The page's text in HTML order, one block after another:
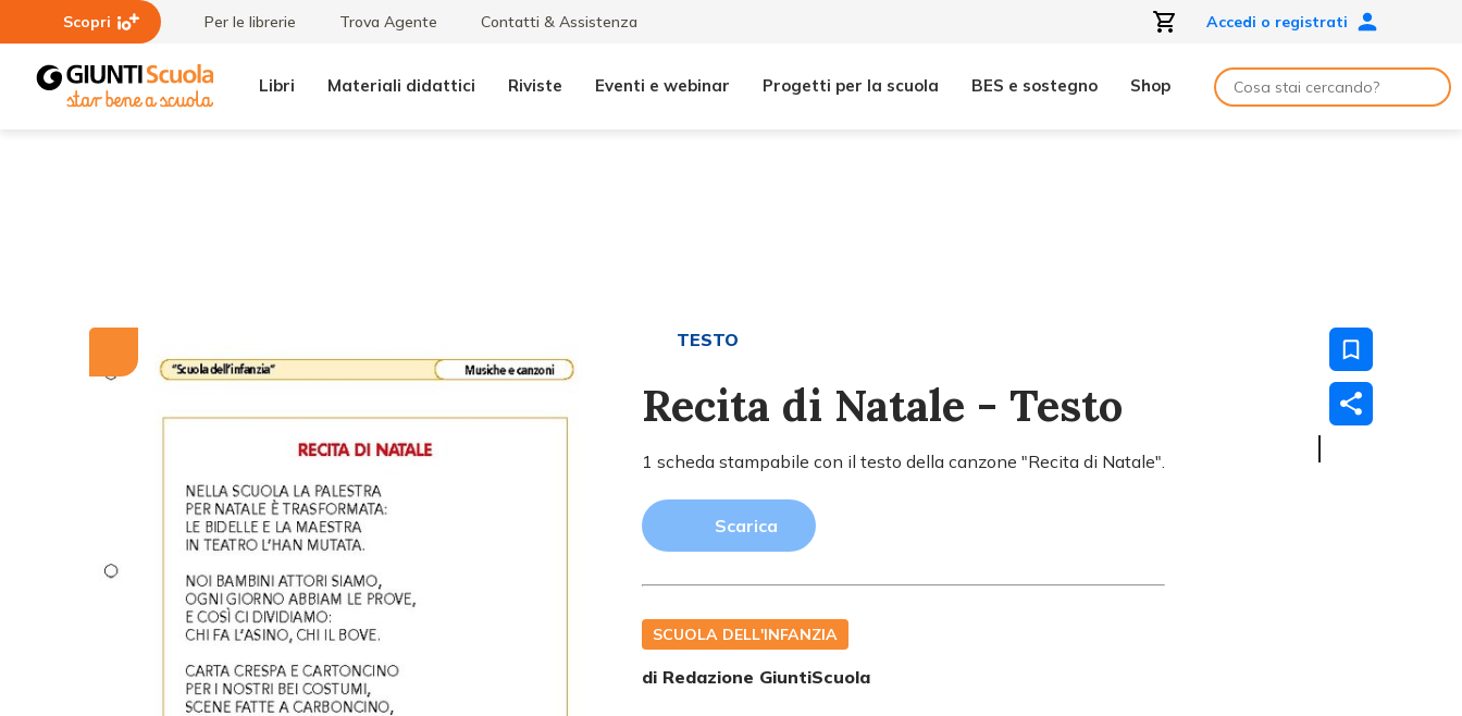
Scopri Per le librerie Trova Agente Contatti & Assistenza Accedi o registrati
Libri Materiali didattici Riviste Eventi e webinar Progetti per la scuola BES e sostegno Shop
TESTO
Recita di Natale - Testo
1 scheda stampabile con il testo della canzone "Recita di Natale".
Scarica
SCUOLA DELL'INFANZIA
di Redazione GiuntiScuola